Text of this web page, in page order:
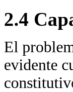
2.4
El
evidente